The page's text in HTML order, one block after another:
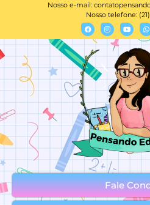
Nosso e-mail:
Nosso telefone:
Fale